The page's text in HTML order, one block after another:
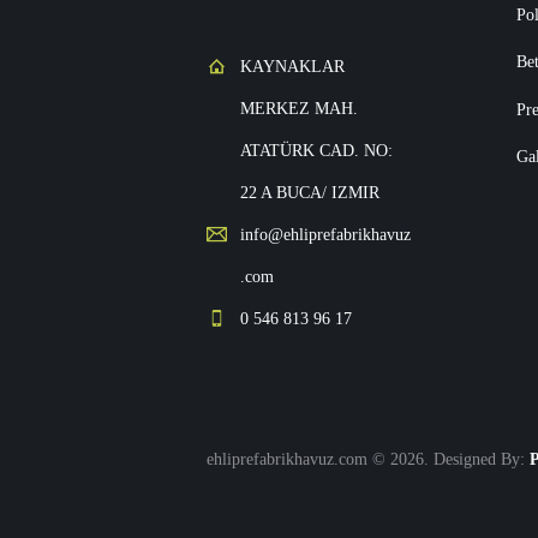
KAYNAKLAR
MERKEZ MAH.
ATATÜRK CAD. NO:
22 A BUCA/ IZMIR
info@ehliprefabrikhavuz
.com
0 546 813 96 17
ehliprefabrikhavuz.com © 2026. Designed By: